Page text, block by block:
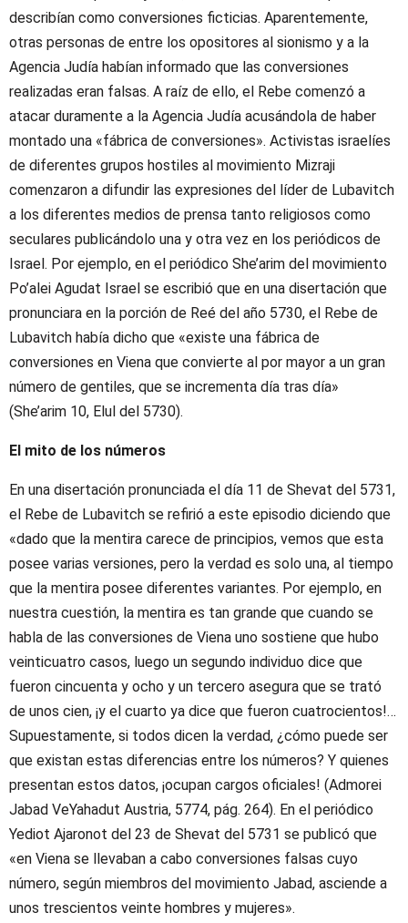
describían como conversiones ficticias. Aparentemente,
otras personas de entre los opositores al sionismo y a la
Agencia Judía habían informado que las conversiones
realizadas eran falsas. A raíz de ello, el Rebe comenzó a
atacar duramente a la Agencia Judía acusándola de haber
montado una «fábrica de conversiones». Activistas israelíes
de diferentes grupos hostiles al movimiento Mizraji
comenzaron a difundir las expresiones del líder de Lubavitch
a los diferentes medios de prensa tanto religiosos como
seculares publicándolo una y otra vez en los periódicos de
Israel. Por ejemplo, en el periódico She’arim del movimiento
Po’alei Agudat Israel se escribió que en una disertación que
pronunciara en la porción de Reé del año 5730, el Rebe de
Lubavitch había dicho que «existe una fábrica de
conversiones en Viena que convierte al por mayor a un gran
número de gentiles, que se incrementa día tras día»
(She’arim 10, Elul del 5730).
El mito de los números
En una disertación pronunciada el día 11 de Shevat del 5731,
el Rebe de Lubavitch se refirió a este episodio diciendo que
«dado que la mentira carece de principios, vemos que esta
posee varias versiones, pero la verdad es solo una, al tiempo
que la mentira posee diferentes variantes. Por ejemplo, en
nuestra cuestión, la mentira es tan grande que cuando se
habla de las conversiones de Viena uno sostiene que hubo
veinticuatro casos, luego un segundo individuo dice que
fueron cincuenta y ocho y un tercero asegura que se trató
de unos cien, ¡y el cuarto ya dice que fueron cuatrocientos!…
Supuestamente, si todos dicen la verdad, ¿cómo puede ser
que existan estas diferencias entre los números? Y quienes
presentan estos datos, ¡ocupan cargos oficiales! (Admorei
Jabad VeYahadut Austria, 5774, pág. 264). En el periódico
Yediot Ajaronot del 23 de Shevat del 5731 se publicó que
«en Viena se llevaban a cabo conversiones falsas cuyo
número, según miembros del movimiento Jabad, asciende a
unos trescientos veinte hombres y mujeres».